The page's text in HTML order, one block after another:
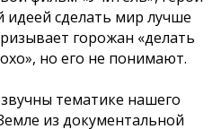
сделать мир лучше
горожан «делать
но его не понимают.
тематике нашего
из документальной